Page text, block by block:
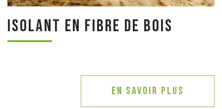
Isolant en fibre de bois
En savoir plus